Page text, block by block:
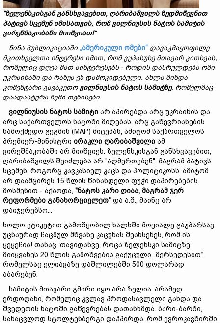
“ზელენსკისგან განსხვავებით, ღარიბაშვილს ზედმიწევნით
პატივს სცემენ იმისათვის, რომვილნიუსის ნატოს სამიტის
ვირეშმაკობაში მიიწვიათ!“
წინა პუბლიკაციაში „ამერიკული ომები“ დავაკმაყოფილე
მკითხველთა ინტერესი იმით, რომ ვუპასუხე მთავარ კითხვას,
რომელიც დღეს მათ აინტერესებს - როდის დასრულდება ომი
უკრაინაში და რაზეა ეს დამოკიდებული. ახლა მინდა
კომენტარი გავაკეთო ვილნიუსის ნატოს სამიტზე, რომელმაც
დაადასტურა ჩემი თეზისები.
ვილნიუსის ნატოს სამიტი არ აპირებდა არც უკრაინის და
არც საქართველოს ნატოში მიღებას, არც გაწევრიანების
სამოქმედო გეგმის (MAP) მიცემას, ამიტომ საქართველოს
პრემიერ-მინისტრი ირაკლი ღარიბაშვილი ამ
ვირეშმაკობაში არ მიიწვიეს. ზელენსკისგან განსხვავებით,
ღარიბაშვილს შეიძლება არ "აღმერთებენ", მაგრამ პატივს
სცემენ, როგორც კავკასიელ კაცს და პოლიტიკოსს, ამიტომ
არ დაამცირეს 15 წლის წინანდელი ფუჭი დაპირებების
მოსმენით - აქაოდა, "ნატოს კარი ღიაა, მაგრამ ჯერ
რეფორმები განახორციელეთ“ და ა.შ., მაინც არ
დაიჯერებსო...
ხოლო ეტიკეტით გამოწყობილ ხალხში მოყიალე გაუპარსავ,
უცნაურად ჩაცმულ მწვანე კაცუნას შეახსენეს, რომ ის
ყეყეჩია! თანაც, თავიდანვე, როცა ზელენსკი სამიტზე
მიიყვანეს 20 წლის გამოშვების გაქუცული „მერსედესით“,
რომელსაც ელიავაზე დაშლილებში 500 დოლარად
აბარებენ.
სამიტის მთავარი გმირი იყო არა ზელია, არამედ
ერდოღანი, რომელიც კვლავ პროდასავლელი გახდა და
შვედეთის ნატოში გაწევრებას დათანხმდა. ბარი-ბარში,
სანაცვლოდ სტოლტენბერგი დაჰპირდა, რომ ევროკავშირში